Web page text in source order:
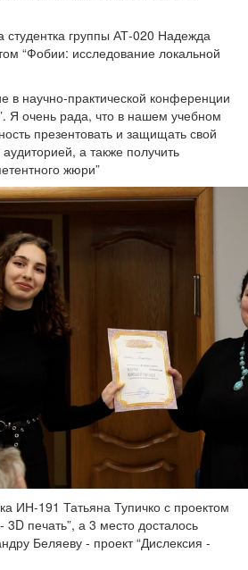
студентка группы АТ-020 Надежда
“Фобии: исследование локальной
в научно-практической конференции
Я очень рада, что в нашем учебном
презентовать и защищать свой
а также получить
жюри”
ИН-191 Татьяна Тупичко с проектом
3D печать”, а 3 место досталось
Беляеву - проект “Дислексия -